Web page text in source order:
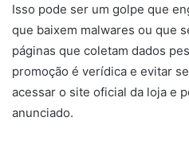
Isso pode ser um golpe que
que baixem malwares ou que
páginas que coletam dados
promoção é verídica e evitar
acessar o site oficial da loja e
anunciado.